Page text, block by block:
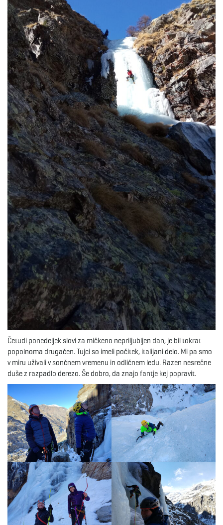
Četudi ponedeljek slovi za mičkeno nepriljubljen dan, je bil tokrat
popolnoma drugačen. Tujci so imeli počitek, italijani delo. Mi pa smo
v miru uživali v sončnem vremenu in odličnem ledu. Razen nesrečne
duše z razpadlo derezo. Še dobro, da znajo fantje kej popravit.